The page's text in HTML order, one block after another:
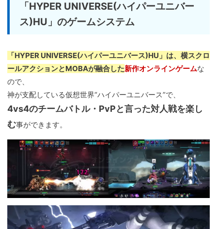
「HYPER UNIVERSE(ハイパーユニバー
ス)HU」のゲームシステム
「HYPER UNIVERSE(ハイパーユニバース)HU」は、横スクロ
ールアクションとMOBAが融合した新作オンラインゲームな
ので、
神が支配している仮想世界“ハイパーユニバース”で、
4vs4のチームバトル・PvPと言った対人戦を楽し
む事ができます。